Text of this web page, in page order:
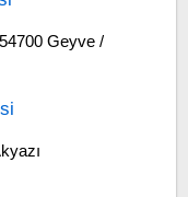
Geyve /